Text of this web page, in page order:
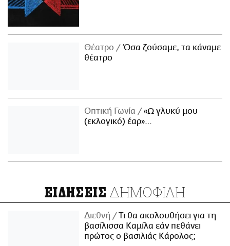
Θέατρο
Όσα ζούσαμε, τα κάναμε
θέατρο
Οπτική Γωνία
«Ω γλυκύ μου
(εκλογικό) έαρ»…
ΕΙΔΗΣΕΙΣ ΔΗΜΟΦΙΛΗ
Διεθνή
Τι θα ακολουθήσει για τη
βασίλισσα Καμίλα εάν πεθάνει
πρώτος ο βασιλιάς Κάρολος;